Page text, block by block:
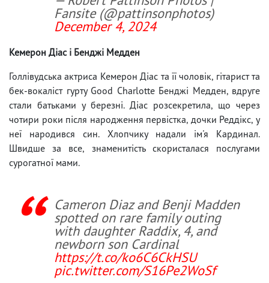
Fansite (@pattinsonphotos)
December 4, 2024
Кемерон Діас і Бенджі Медден
Голлівудська актриса Кемерон Діас та її чоловік, гітарист та
бек-вокаліст гурту Good Charlotte Бенджі Медден, вдруге
стали батьками у березні. Діас розсекретила, що через
чотири роки після народження первістка, дочки Реддікс, у
неї народився син. Хлопчику надали ім'я Кардинал.
Швидше за все, знаменитість скористалася послугами
сурогатної мами.
Cameron Diaz and Benji Madden
spotted on rare family outing
with daughter Raddix, 4, and
newborn son Cardinal
https://t.co/ko6C6CkHSU
pic.twitter.com/S16Pe2WoSf